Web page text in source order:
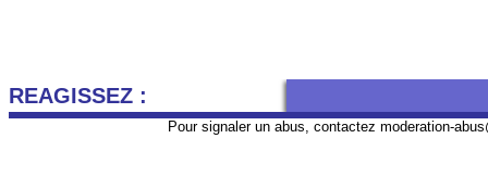
REAGISSEZ :
Pour signaler un abus, contactez moderation-